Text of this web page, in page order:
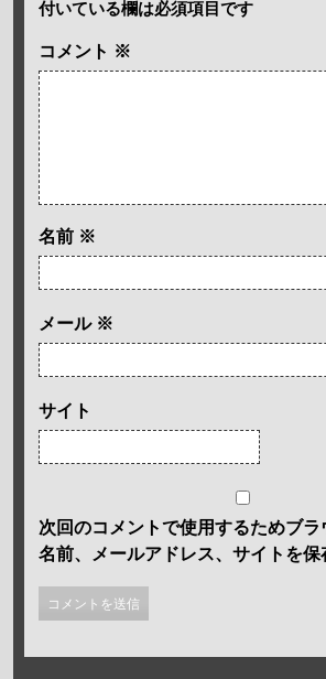
付いている欄は必須項目です
コメント ※
名前 ※
メール ※
サイト
次回のコメントで使用するためブ
名前、メールアドレス、サイトを保